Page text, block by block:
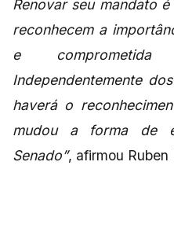
Renovar seu mandato
reconhecem a
e comprometida
Independentemente
haverá o
mudou a forma de
Senado”, afirmou Ruben